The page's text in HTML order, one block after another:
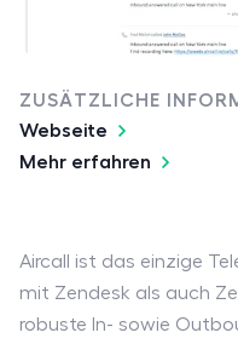
ZUSÄTZLICHE
Webseite
Mehr erfahren
Aircall ist das einzige
mit Zendesk als auch
robuste In- sowie